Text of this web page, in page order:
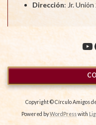
Dirección: Jr.
Copyright © Círculo Amigos
Powered byWordPresswith